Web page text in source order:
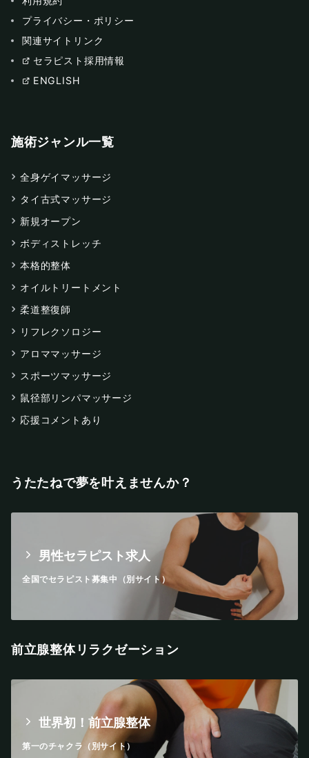
プライバシー・ポリシー
関連サイトリンク
セラピスト採用情報
ENGLISH
施術ジャンル一覧
全身ゲイマッサージ
タイ古式マッサージ
新規オープン
ボディストレッチ
本格的整体
オイルトリートメント
柔道整復師
リフレクソロジー
アロママッサージ
スポーツマッサージ
鼠径部リンパマッサージ
応援コメントあり
うたたねで夢を叶えませんか？
男性セラピスト求人
全国でセラピスト募集中（別サイト）
前立腺整体リラクゼーション
世界初！前立腺整体
第一のチャクラ（別サイト）